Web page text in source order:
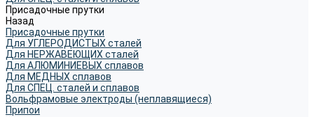
Присадочные прутки
Назад
Присадочные прутки
Для УГЛЕРОДИСТЫХ сталей
Для НЕРЖАВЕЮЩИХ сталей
Для АЛЮМИНИЕВЫХ сплавов
Для МЕДНЫХ сплавов
Для СПЕЦ. сталей и сплавов
Вольфрамовые электроды (неплавящиеся)
Припои